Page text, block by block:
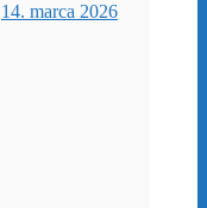
14. marca 2026